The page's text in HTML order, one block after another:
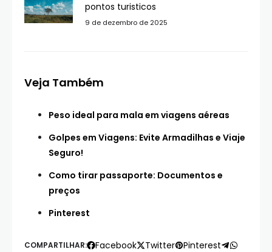
pontos turisticos
9 de dezembro de 2025
Veja Também
Peso ideal para mala em viagens aéreas
Golpes em Viagens: Evite Armadilhas e Viaje
Seguro!
Como tirar passaporte: Documentos e
preços
Pinterest
COMPARTILHAR: Facebook Twitter Pinterest